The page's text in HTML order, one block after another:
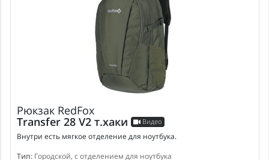
Рюкзак RedFox
Transfer 28 V2 т.хаки Видео
Внутри есть мягкое отделение для ноутбука.
Тип: Городской, с отделением для ноутбука